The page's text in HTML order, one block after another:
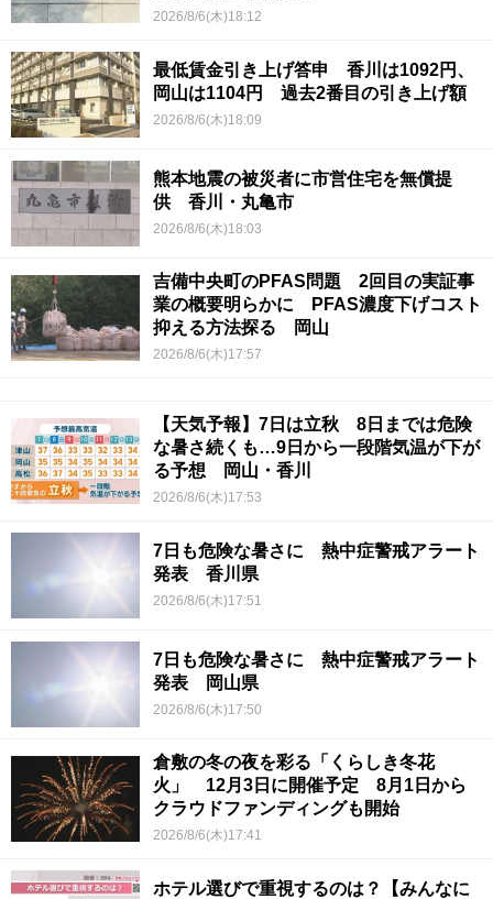
2026/8/6(木)18:12
最低賃金引き上げ答申 香川は1092円、
岡山は1104円 過去2番目の引き上げ額
2026/8/6(木)18:09
熊本地震の被災者に市営住宅を無償提
供 香川・丸亀市
2026/8/6(木)18:03
吉備中央町のPFAS問題 2回目の実証事
業の概要明らかに PFAS濃度下げコスト
抑える方法探る 岡山
2026/8/6(木)17:57
【天気予報】7日は立秋 8日までは危険
な暑さ続くも…9日から一段階気温が下が
る予想 岡山・香川
2026/8/6(木)17:53
7日も危険な暑さに 熱中症警戒アラート
発表 香川県
2026/8/6(木)17:51
7日も危険な暑さに 熱中症警戒アラート
発表 岡山県
2026/8/6(木)17:50
倉敷の冬の夜を彩る「くらしき冬花
火」 12月3日に開催予定 8月1日から
クラウドファンディングも開始
2026/8/6(木)17:41
ホテル選びで重視するのは？【みんなに